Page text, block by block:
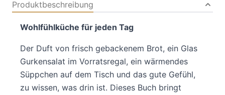
Produktbeschreibung
Wohlfühlküche für jeden Tag
Der Duft von frisch gebackenem Brot, ein Glas
Gurkensalat im Vorratsregal, ein wärmendes
Süppchen auf dem Tisch und das gute Gefühl,
zu wissen, was drin ist. Dieses Buch bringt